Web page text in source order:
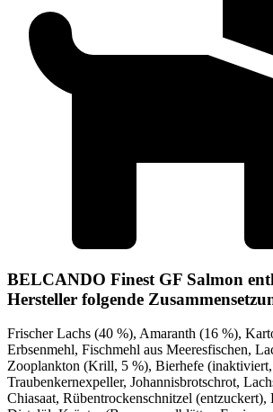
BELCANDO Finest GF Salmon
Hersteller folgende
Frischer Lachs (40 %), Amaranth (16 %),
Erbsenmehl, Fischmehl aus Meeresfischen,
Zooplankton (Krill, 5 %), Bierhefe
Traubenkernexpeller, Johannisbrotschrot,
Chiasaat, Rübentrockenschnitzel (entzuckert),